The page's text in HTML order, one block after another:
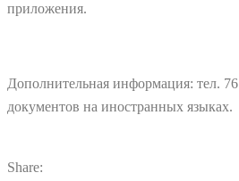
приложения.
Дополнительная информация: тел.
документов на иностранных языках.
Share: